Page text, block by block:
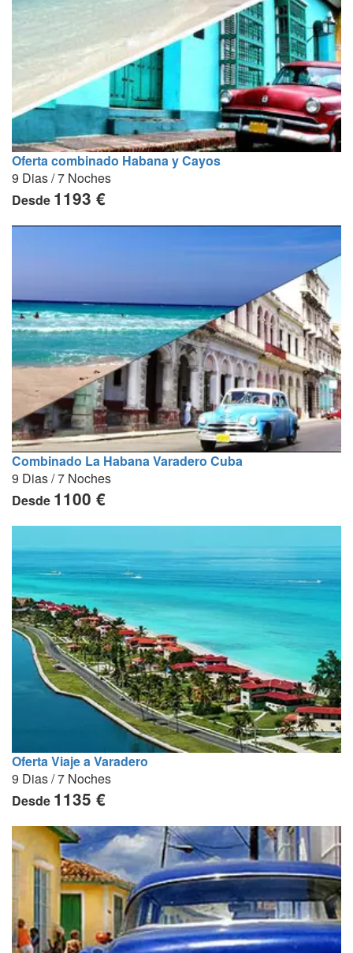
Oferta combinado Habana y Cayos
9 Dias / 7 Noches
Desde 1193 €
Combinado La Habana Varadero Cuba
9 Dias / 7 Noches
Desde 1100 €
Oferta Viaje a Varadero
9 Dias / 7 Noches
Desde 1135 €